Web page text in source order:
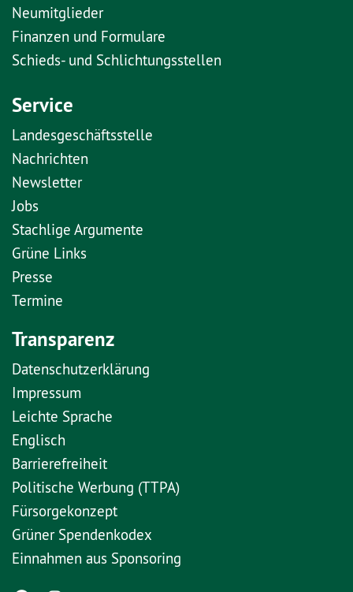
Neumitglieder
Finanzen und Formulare
Schieds- und Schlichtungsstellen
Service
Landesgeschäftsstelle
Nachrichten
Newsletter
Jobs
Stachlige Argumente
Grüne Links
Presse
Termine
Transparenz
Datenschutzerklärung
Impressum
Leichte Sprache
Englisch
Barrierefreiheit
Politische Werbung (TTPA)
Fürsorgekonzept
Grüner Spendenkodex
Einnahmen aus Sponsoring